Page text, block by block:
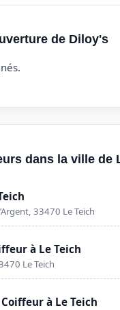
de Diloy's
dans la ville de
33470 Le Teich
à Le Teich
Le Teich
Coiffeur à Le Teich